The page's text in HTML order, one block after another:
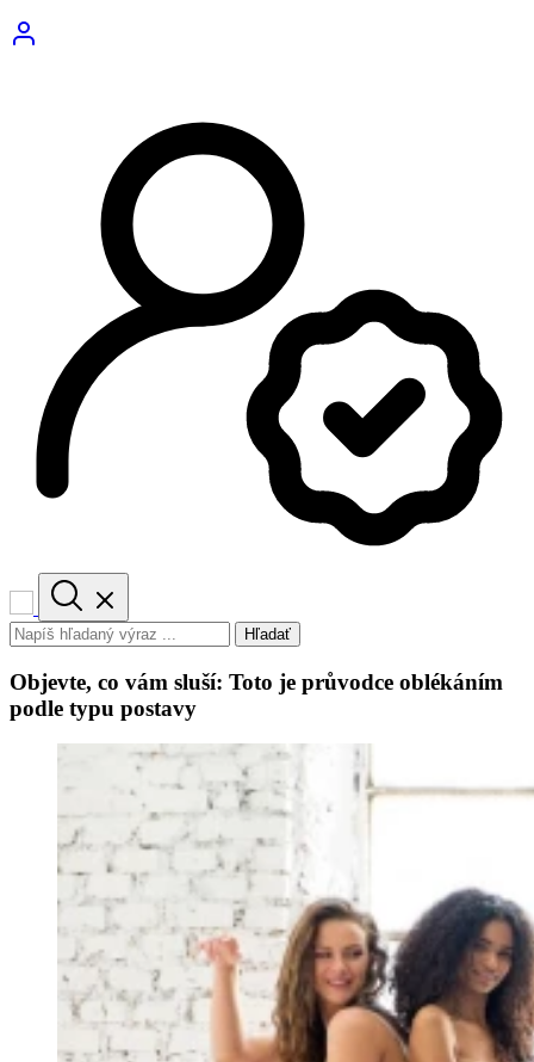
Hľadať
Objevte, co vám sluší: Toto je průvodce oblékáním
podle typu postavy